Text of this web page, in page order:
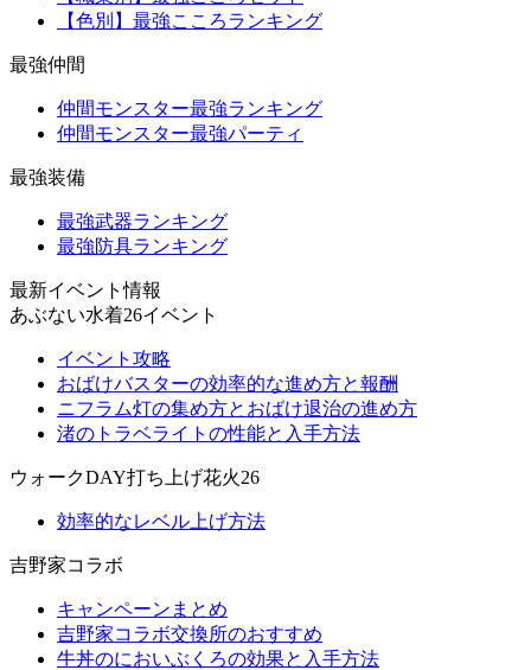
【色別】最強こころランキング
最強仲間
仲間モンスター最強ランキング
仲間モンスター最強パーティ
最強装備
最強武器ランキング
最強防具ランキング
最新イベント情報
あぶない水着26イベント
イベント攻略
おばけバスターの効率的な進め方と報酬
ニフラム灯の集め方とおばけ退治の進め方
渚のトラベライトの性能と入手方法
ウォークDAY打ち上げ花火26
効率的なレベル上げ方法
吉野家コラボ
キャンペーンまとめ
吉野家コラボ交換所のおすすめ
牛丼のにおいぶくろの効果と入手方法